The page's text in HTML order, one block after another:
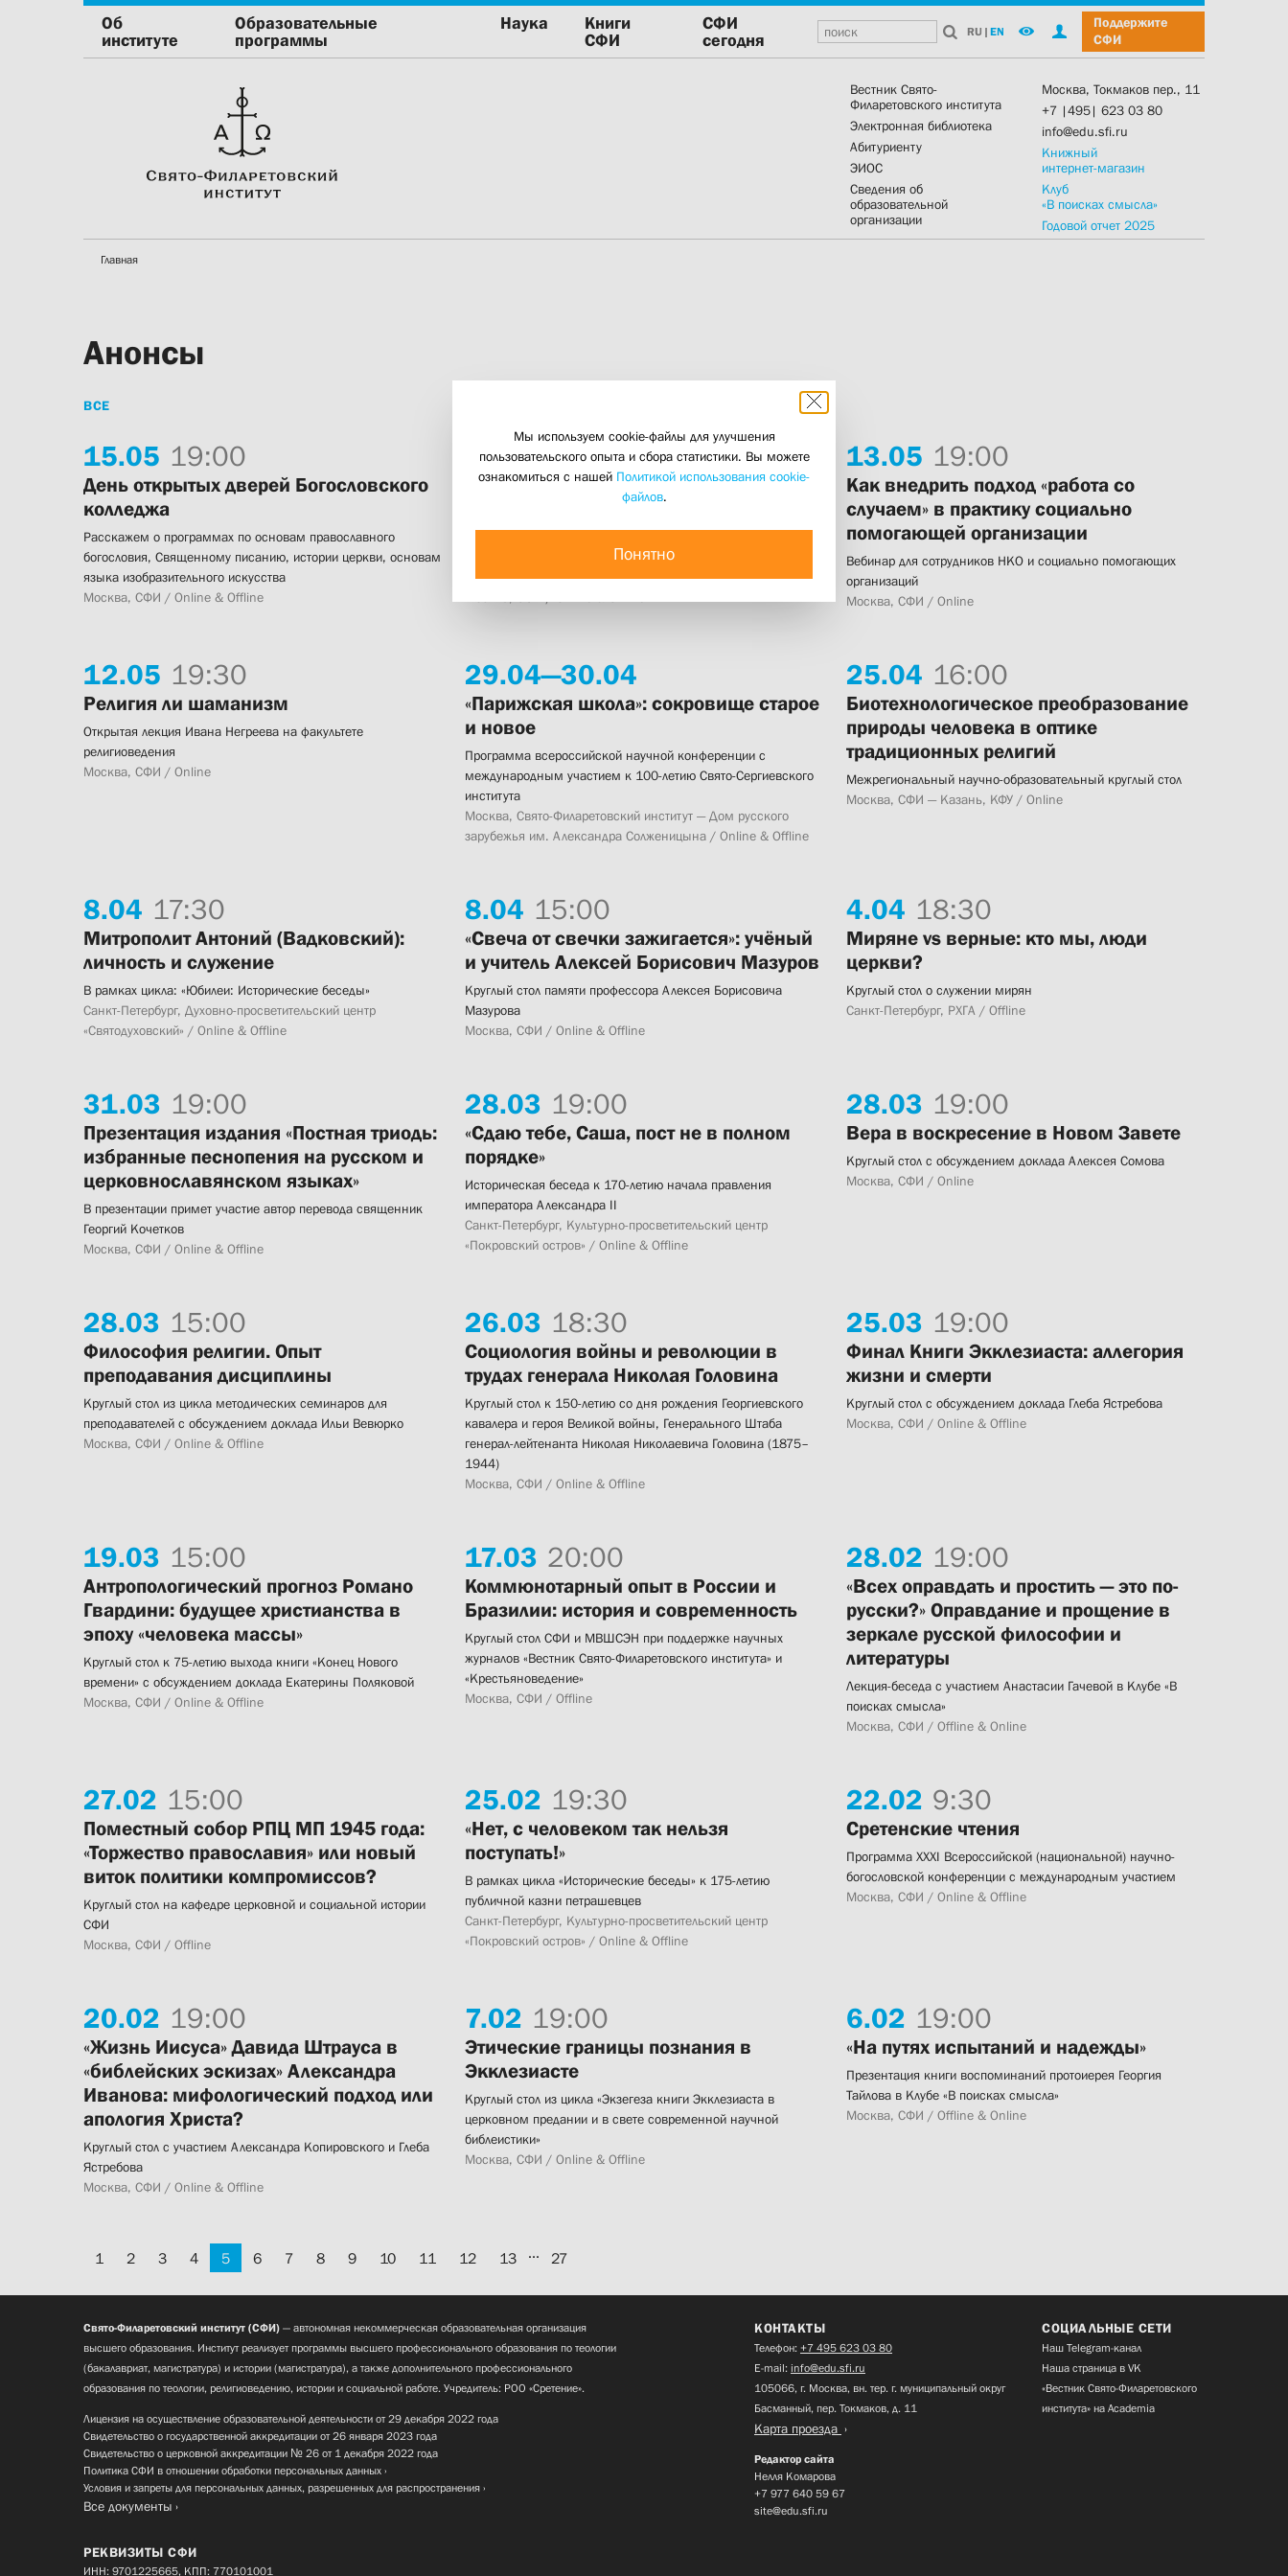
Об
институте
Образовательные
программы
Наука
Книги
СФИ
СФИ
сегодня
RU | EN
Поддержите
СФИ
Вестник Свято-
Филаретовского института
Электронная библиотека
Абитуриенту
ЭИОС
Сведения об
образовательной
организации
Москва, Токмаков пер., 11
+7 |495| 623 03 80
info@edu.sfi.ru
Книжный
интернет-магазин
Клуб
«В поисках смысла»
Годовой отчет 2025
Главная
Анонсы
ВСЕ
15.05 19:00
День открытых дверей Богословского
колледжа
Расскажем о программах по основам православного
богословия, Священному писанию, истории церкви, основам
языка изобразительного искусства
Москва, СФИ / Online & Offline
15.05 18:30
Последняя победа Русской армии:
презентации новой образовательной программы «История
Зарубежной России»
13.05 19:00
Как внедрить подход «работа со
случаем» в практику социально
помогающей организации
Вебинар для сотрудников НКО и социально помогающих
организаций
Москва, СФИ / Online
12.05 19:30
Религия ли шаманизм
Открытая лекция Ивана Негреева на факультете
религиоведения
Москва, СФИ / Online
29.04—30.04
«Парижская школа»: сокровище старое
и новое
Программа всероссийской научной конференции с
международным участием к 100-летию Свято-Сергиевского
института
Москва, Свято-Филаретовский институт — Дом русского
зарубежья им. Александра Солженицына / Online & Offline
25.04 16:00
Биотехнологическое преобразование
природы человека в оптике
традиционных религий
Межрегиональный научно-образовательный круглый стол
Москва, СФИ — Казань, КФУ / Online
8.04 17:30
Митрополит Антоний (Вадковский):
личность и служение
В рамках цикла: «Юбилеи: Исторические беседы»
Санкт-Петербург, Духовно-просветительский центр
«Святодуховский» / Online & Offline
8.04 15:00
«Свеча от свечки зажигается»: учёный
и учитель Алексей Борисович Мазуров
Круглый стол памяти профессора Алексея Борисовича
Мазурова
Москва, СФИ / Online & Offline
4.04 18:30
Миряне vs верные: кто мы, люди
церкви?
Круглый стол о служении мирян
Санкт-Петербург, РХГА / Offline
31.03 19:00
Презентация издания «Постная триодь:
избранные песнопения на русском и
церковнославянском языках»
В презентации примет участие автор перевода священник
Георгий Кочетков
Москва, СФИ / Online & Offline
28.03 19:00
«Сдаю тебе, Саша, пост не в полном
порядке»
Историческая беседа к 170-летию начала правления
императора Александра II
Санкт-Петербург, Культурно-просветительский центр
«Покровский остров» / Online & Offline
28.03 19:00
Вера в воскресение в Новом Завете
Круглый стол с обсуждением доклада Алексея Сомова
Москва, СФИ / Online
28.03 15:00
Философия религии. Опыт
преподавания дисциплины
Круглый стол из цикла методических семинаров для
преподавателей с обсуждением доклада Ильи Вевюрко
Москва, СФИ / Online & Offline
26.03 18:30
Социология войны и революции в
трудах генерала Николая Головина
Круглый стол к 150-летию со дня рождения Георгиевского
кавалера и героя Великой войны, Генерального Штаба
генерал-лейтенанта Николая Николаевича Головина (1875–
1944)
Москва, СФИ / Online & Offline
25.03 19:00
Финал Книги Экклезиаста: аллегория
жизни и смерти
Круглый стол с обсуждением доклада Глеба Ястребова
Москва, СФИ / Online & Offline
19.03 15:00
Антропологический прогноз Романо
Гвардини: будущее христианства в
эпоху «человека массы»
Круглый стол к 75-летию выхода книги «Конец Нового
времени» с обсуждением доклада Екатерины Поляковой
Москва, СФИ / Online & Offline
17.03 20:00
Коммюнотарный опыт в России и
Бразилии: история и современность
Круглый стол СФИ и МВШСЭН при поддержке научных
журналов «Вестник Свято-Филаретовского института» и
«Крестьяноведение»
Москва, СФИ / Offline
28.02 19:00
«Всех оправдать и простить — это по-
русски?» Оправдание и прощение в
зеркале русской философии и
литературы
Лекция-беседа с участием Анастасии Гачевой в Клубе «В
поисках смысла»
Москва, СФИ / Offline & Online
27.02 15:00
Поместный собор РПЦ МП 1945 года:
«Торжество православия» или новый
виток политики компромиссов?
Круглый стол на кафедре церковной и социальной истории
СФИ
Москва, СФИ / Offline
25.02 19:30
«Нет, с человеком так нельзя
поступать!»
В рамках цикла «Исторические беседы» к 175-летию
публичной казни петрашевцев
Санкт-Петербург, Культурно-просветительский центр
«Покровский остров» / Online & Offline
22.02 9:30
Сретенские чтения
Программа XXXI Всероссийской (национальной) научно-
богословской конференции с международным участием
Москва, СФИ / Online & Offline
20.02 19:00
«Жизнь Иисуса» Давида Штрауса в
«библейских эскизах» Александра
Иванова: мифологический подход или
апология Христа?
Круглый стол с участием Александра Копировского и Глеба
Ястребова
Москва, СФИ / Online & Offline
7.02 19:00
Этические границы познания в
Экклезиасте
Круглый стол из цикла «Экзегеза книги Экклезиаста в
церковном предании и в свете современной научной
библеистики»
Москва, СФИ / Online & Offline
6.02 19:00
«На путях испытаний и надежды»
Презентация книги воспоминаний протоиерея Георгия
Тайлова в Клубе «В поисках смысла»
Москва, СФИ / Offline & Online
1 2 3 4 5 6 7 8 9 10 11 12 13 ... 27
Мы используем cookie-файлы для улучшения
пользовательского опыта и сбора статистики. Вы можете
ознакомиться с нашей Политикой использования cookie-
файлов.
Понятно
Свято-Филаретовский институт (СФИ) — автономная некоммерческая образовательная организация
высшего образования. Институт реализует программы высшего профессионального образования по теологии
(бакалавриат, магистратура) и истории (магистратура), а также дополнительного профессионального
образования по теологии, религиоведению, истории и социальной работе. Учредитель: РОО «Сретение».
Лицензия на осуществление образовательной деятельности от 29 декабря 2022 года
Свидетельство о государственной аккредитации от 26 января 2023 года
Свидетельство о церковной аккредитации № 26 от 1 декабря 2022 года
Политика СФИ в отношении обработки персональных данных
Условия и запреты для персональных данных, разрешенных для распространения
Все документы
КОНТАКТЫ
Телефон: +7 495 623 03 80
E-mail: info@edu.sfi.ru
105066, г. Москва, вн. тер. г. муниципальный округ
Басманный, пер. Токмаков, д. 11
Карта проезда
Редактор сайта
Нелля Комарова
+7 977 640 59 67
site@edu.sfi.ru
СОЦИАЛЬНЫЕ СЕТИ
Наш Telegram-канал
Наша страница в VK
«Вестник Свято-Филаретовского
института» на Academia
РЕКВИЗИТЫ СФИ
ИНН: 9701225665, КПП: 770101001